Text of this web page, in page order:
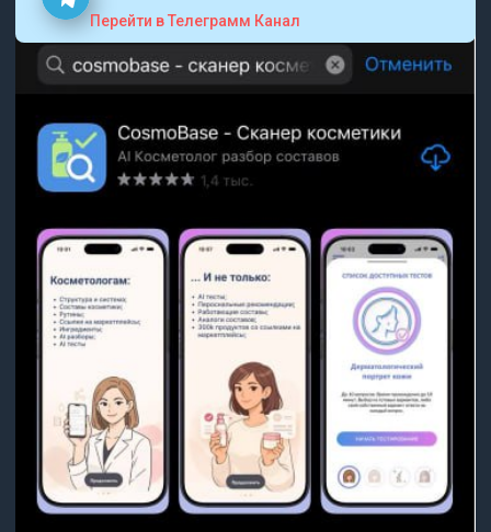
Перейти в Телеграмм Канал